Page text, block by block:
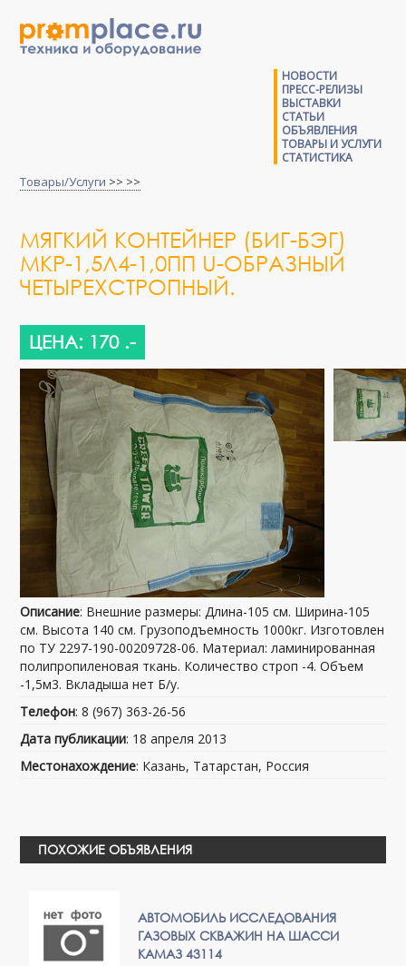
НОВОСТИ
ПРЕСС-РЕЛИЗЫ
ВЫСТАВКИ
СТАТЬИ
ОБЪЯВЛЕНИЯ
ТОВАРЫ И УСЛУГИ
СТАТИСТИКА
Товары/Услуги >> >>
МЯГКИЙ КОНТЕЙНЕР (БИГ-БЭГ)
МКР-1,5Л4-1,0ПП U-ОБРАЗНЫЙ
ЧЕТЫРЕХСТРОПНЫЙ.
ЦЕНА: 170 .-
Описание: Внешние размеры: Длина-105 см. Ширина-105
см. Высота 140 см. Грузоподъемность 1000кг. Изготовлен
по ТУ 2297-190-00209728-06. Материал: ламинированная
полипропиленовая ткань. Количество строп -4. Объем
-1,5м3. Вкладыша нет Б/у.
Телефон: 8 (967) 363-26-56
Дата публикации: 18 апреля 2013
Местонахождение: Казань, Татарстан, Россия
ПОХОЖИЕ ОБЪЯВЛЕНИЯ
АВТОМОБИЛЬ ИССЛЕДОВАНИЯ
ГАЗОВЫХ СКВАЖИН НА ШАССИ
КАМАЗ 43114